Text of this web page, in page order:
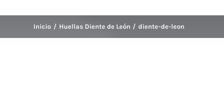
Inicio Huellas Diente de León diente-de-leon